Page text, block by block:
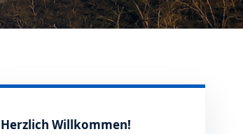
Herzlich Willkommen!